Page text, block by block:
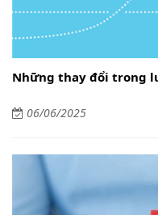
Những thay đổi trong
06/06/2025